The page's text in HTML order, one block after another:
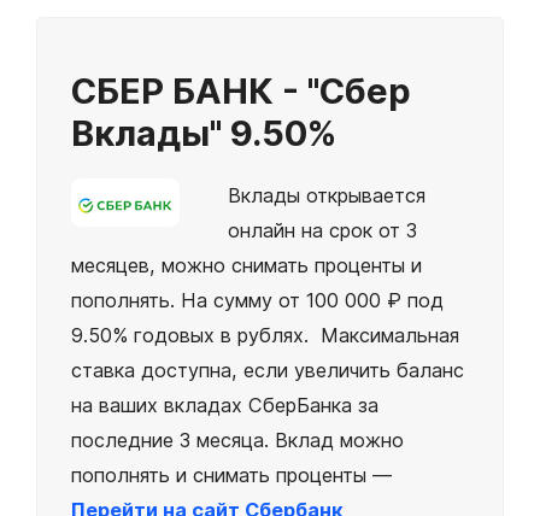
СБЕР БАНК - "Сбер
Вклады" 9.50%
Вклады открывается
онлайн на срок от 3
месяцев, можно снимать проценты и
пополнять. На сумму от 100 000 ₽ под
9.50% годовых в рублях. Максимальная
ставка доступна, если увеличить баланс
на ваших вкладах СберБанка за
последние 3 месяца. Вклад можно
пополнять и снимать проценты —
Перейти на сайт Сбербанк